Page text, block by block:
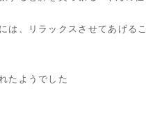
は、リラックスさせてあげる
たようでした